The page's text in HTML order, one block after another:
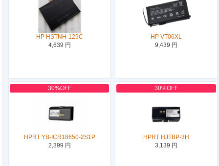
HP HSTNH-129C
4,639 円
HP VT06XL
9,439 円
30%OFF
HPRT YB-ICR18650-2S1P
2,399 円
30%OFF
HPRT HJTBP-3H
3,139 円